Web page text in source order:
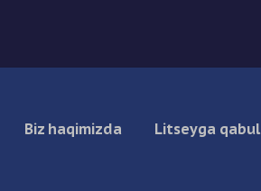
Biz haqimizda Litseyga qabul